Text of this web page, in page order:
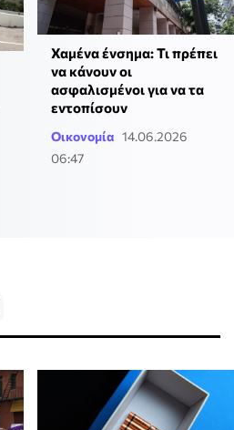
Χαμένα ένσημα: Τι πρέπει
να κάνουν οι
ασφαλισμένοι για να τα
εντοπίσουν
Οικονομία 14.06.2026
06:47